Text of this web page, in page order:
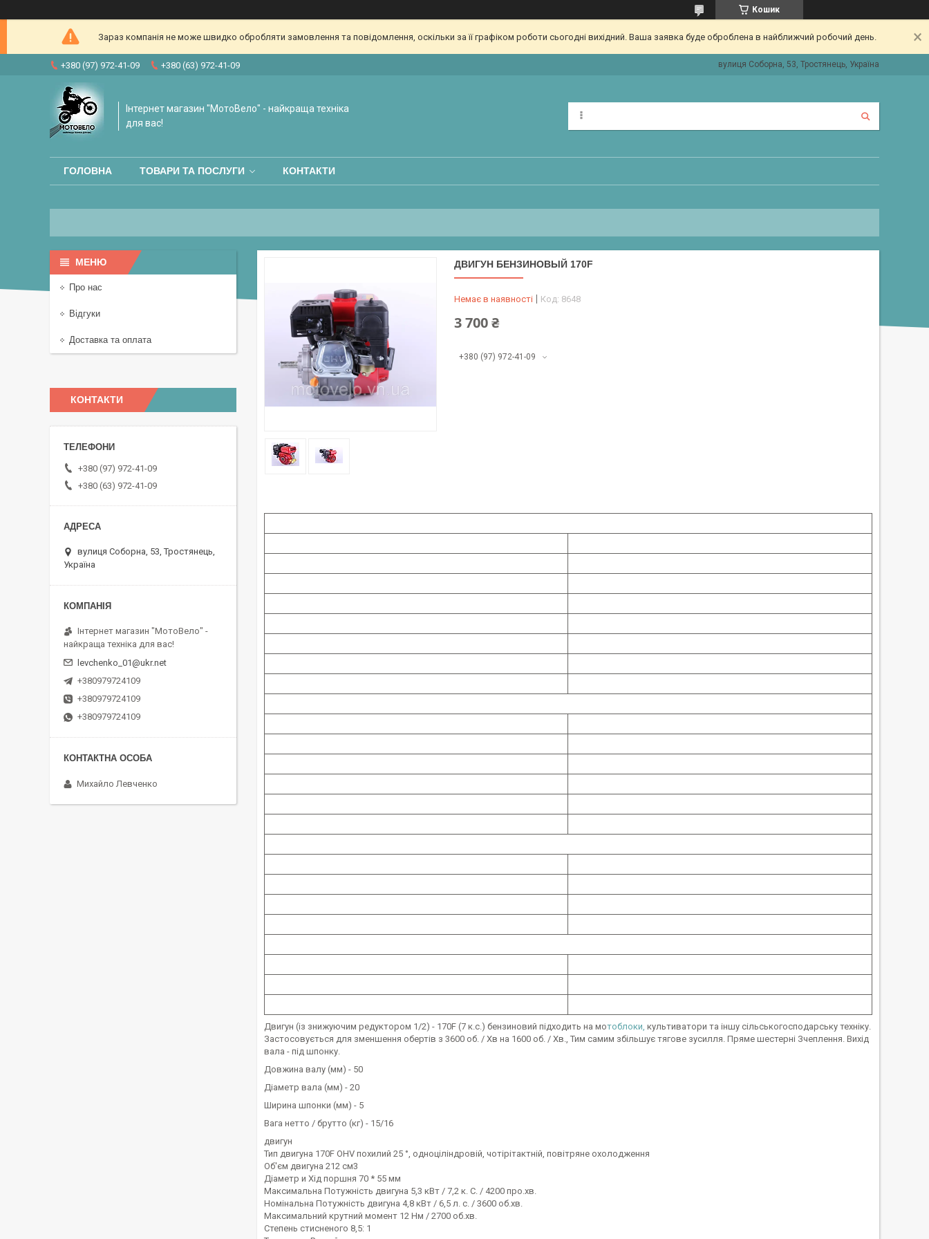
Кошик
Зараз компанія не може швидко обробляти замовлення та повідомлення, оскільки за її графіком роботи сьогодні вихідний. Ваша заявка буде оброблена в найближчий робочий день.
+380 (97) 972-41-09 +380 (63) 972-41-09 вулиця Соборна, 53, Тростянець, Україна
Інтернет магазин "МотоВело" - найкраща техніка
для вас!
ГОЛОВНА ТОВАРИ ТА ПОСЛУГИ КОНТАКТИ
ДВИГУН БЕНЗИНОВЫЙ 170F
Немає в наявності Код: 8648
3 700 ₴
+380 (97) 972-41-09
Двигун (із знижуючим редуктором 1/2) - 170F (7 к.с.) бензиновий підходить на мотоблоки, культиватори та іншу сільськогосподарську техніку.
Застосовується для зменшення обертів з 3600 об. / Хв на 1600 об. / Хв., Тим самим збільшує тягове зусилля. Пряме шестерні Зчеплення. Вихід
вала - під шпонку.
Довжина валу (мм) - 50
Діаметр вала (мм) - 20
Ширина шпонки (мм) - 5
Вага нетто / брутто (кг) - 15/16
двигун
Тип двигуна 170F OHV похилий 25 °, одноціліндровій, чотірітактній, повітряне охолодження
Об'єм двигуна 212 см3
Діаметр и Хід поршня 70 * 55 мм
Максимальна Потужність двигуна 5,3 кВт / 7,2 к. С. / 4200 про.хв.
Номінальна Потужність двигуна 4,8 кВт / 6,5 л. с. / 3600 об.хв.
Максимальний крутний момент 12 Нм / 2700 об.хв.
Степень стисненого 8,5: 1
Про нас
Відгуки
Доставка та оплата
КОНТАКТИ
+380 (97) 972-41-09
+380 (63) 972-41-09
вулиця Соборна, 53, Тростянець,
Україна
Інтернет магазин "МотоВело" -
найкраща техніка для вас!
levchenko_01@ukr.net
+380979724109
+380979724109
+380979724109
Михайло Левченко